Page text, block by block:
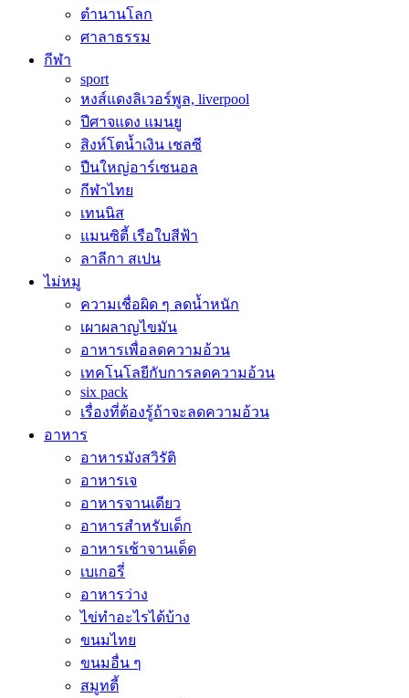
ตำนานโลก
ศาลาธรรม
กีฬา
sport
หงส์แดงลิเวอร์พูล, liverpool
ปีศาจแดง แมนยู
สิงห์โตน้ำเงิน เชลซี
ปืนใหญ่อาร์เซนอล
กีฬาไทย
เทนนิส
แมนซิตี้ เรือใบสีฟ้า
ลาลีกา สเปน
ไม่หมู
ความเชื่อผิด ๆ ลดน้ำหนัก
เผาผลาญไขมัน
อาหารเพื่อลดความอ้วน
เทคโนโลยีกับการลดความอ้วน
six pack
เรื่องที่ต้องรู้ถ้าจะลดความอ้วน
อาหาร
อาหารมังสวิรัติ
อาหารเจ
อาหารจานเดียว
อาหารสำหรับเด็ก
อาหารเช้าจานเด็ด
เบเกอรี่
อาหารว่าง
ไข่ทำอะไรได้บ้าง
ขนมไทย
ขนมอื่น ๆ
สมูทตี้